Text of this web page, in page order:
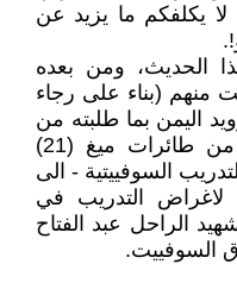
يكلفكم ما يزيد عن
الحديث، ومن بعده
حيث طلبت منهم (بناء على رجاء
اليمن بما طلبته من
الطائرات، فاخبروني بان سربا من طائرات ميغ (21)
السوفييتية - الى
لاغراض التدريب في
الراحل عبد الفتاح
السوفييت.